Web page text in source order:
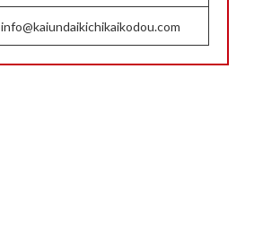
info@kaiundaikichikaikodou.com